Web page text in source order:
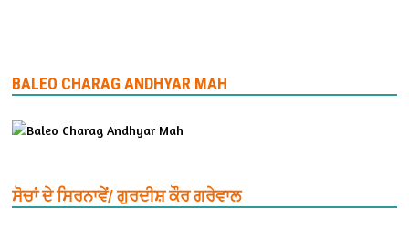
BALEO CHARAG ANDHYAR MAH
ਸੋਚਾਂ ਦੇ ਸਿਰਨਾਵੇਂ/ ਗੁਰਦੀਸ਼ ਕੌਰ ਗਰੇਵਾਲ